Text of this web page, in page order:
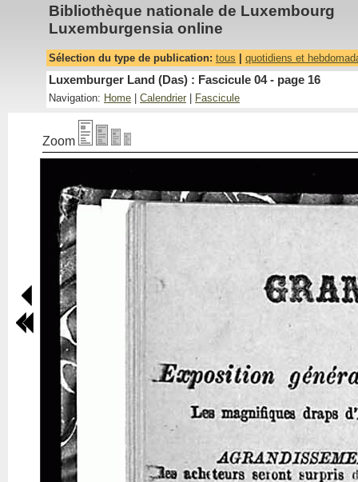
Bibliothèque nationale de Luxembourg
Luxemburgensia online
Sélection du type de publication: tous quotidiens et
Luxemburger Land (Das) : Fascicule 04 - page 16
Navigation: Home Calendrier Fascicule
Zoom